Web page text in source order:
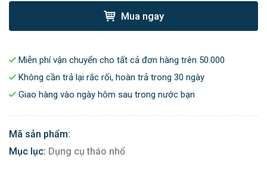
Mua ngay
Miễn phí vận chuyển cho tất cả đơn hàng trên 50.000
Không cần trả lại rắc rối, hoàn trả trong 30 ngày
Giao hàng vào ngày hôm sau trong nước bạn
Mã sản phẩm:
Mục lục: Dụng cụ tháo nhổ